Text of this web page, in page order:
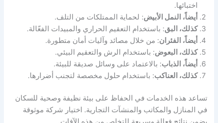
اختبائها.
أيضاً، النمل الأبيض: لحماية الممتلكات من التلف.
كذلك، البق: باستخدام التعقيم الحراري والمبيدات الفعّالة.
أيضاً، الفئران: من خلال مصائد وآليات أمان متطورة.
كذلك، البعوض: باستخدام الرش والتعقيم البيئي.
أيضاً، الذباب: بالاعتماد على وسائل صديقة للبيئة.
كذلك، العناكب: باستخدام حلول مخصصة لتجنب أضرارها.
تساعد هذه الخدمات في الحفاظ على بيئة نظيفة وصحية للسكان
في المنازل والمكاتب والمنشآت التجارية. اختيار شركة موثوقة